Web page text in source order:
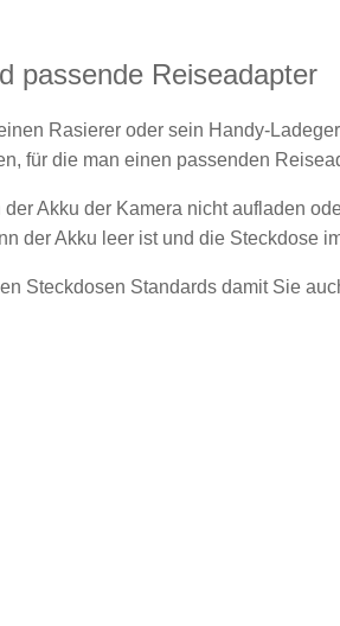
passende Reiseadapter
Rasierer oder sein Handy-
für die man einen passenden
Akku der Kamera nicht aufladen
der Akku leer ist und die Steckdose
Steckdosen Standards damit Sie